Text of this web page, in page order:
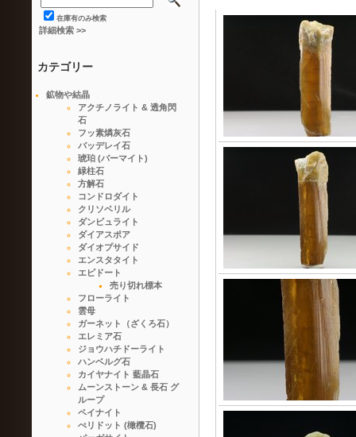
在庫有のみ検索
詳細検索 >>
カテゴリー
鉱物や結晶
アクチノライト & 透角閃
石
フッ素燐灰石
バッデレイ石
琥珀 (バーマイト)
緑柱石
方解石
コンドロダイト
クリソベリル
ダンビュライト
ダイアスポア
ダイオプサイド
エンスタタイト
エピドート
売り切れ標本
フローライト
雲母
ガーネット（ざくろ石）
エレミア石
ジョウハチドーライト
ハンベルグ石
カイヤナイト 藍晶石
ムーンストーン & 長石 グ
ループ
ペイナイト
ぺリドット (橄欖石)